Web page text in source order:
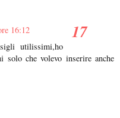
16:12
utilissimi,ho
solo che volevo inserire anche